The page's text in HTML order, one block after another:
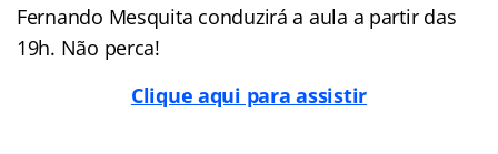
Fernando Mesquita conduzirá a aula a partir das
19h. Não perca!
Clique aqui para assistir